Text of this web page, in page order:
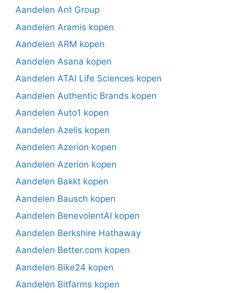
Aandelen Ant Group
Aandelen Aramis kopen
Aandelen ARM kopen
Aandelen Asana kopen
Aandelen ATAI Life Sciences kopen
Aandelen Authentic Brands kopen
Aandelen Auto1 kopen
Aandelen Azelis kopen
Aandelen Azerion kopen
Aandelen Azerion kopen
Aandelen Bakkt kopen
Aandelen Bausch kopen
Aandelen BenevolentAI kopen
Aandelen Berkshire Hathaway
Aandelen Better.com kopen
Aandelen Bike24 kopen
Aandelen Bitfarms kopen